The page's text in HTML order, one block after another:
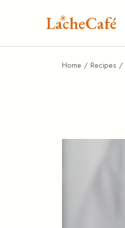
LacheCafé
Home Recipes